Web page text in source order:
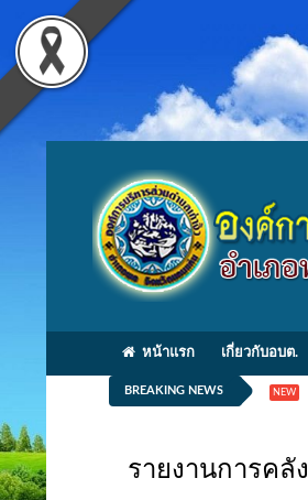
หน้าแรก เกี่ยวกับอบต.
BREAKING NEWS NEW
รายงานการคลัง